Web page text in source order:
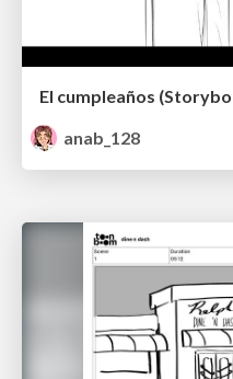
El cumpleaños
anab_128